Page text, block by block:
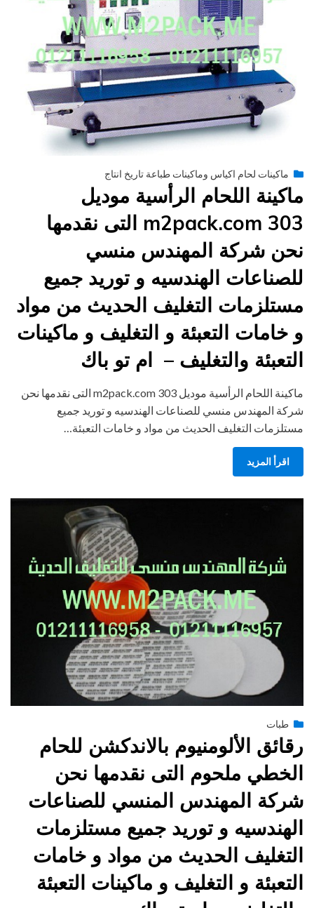
byengmansyPosted
يونيو 29, 2015
ماكينات لحام اكياس وماكينات طباعة تاريخ انتاج
ماكينة اللحام الرأسية موديل
m2pack.com 303 التى نقدمها
نحن شركة المهندس منسي
للصناعات الهندسيه و توريد جميع
مستلزمات التغليف الحديث من مواد
و خامات التعبئة و التغليف و ماكينات
التعبئة والتغليف – ام تو باك
ماكينة اللحام الرأسية موديل m2pack.com 303 التى نقدمها نحن
شركة المهندس منسي للصناعات الهندسيه و توريد جميع
مستلزمات التغليف الحديث من مواد و خامات التعبئة…
اقرأ المزيد
engmansyPosted
يونيو 29, 2015
طبات
رقائق الألومنيوم بالاندكشن للحام
الخطي ملحوم التى نقدمها نحن
شركة المهندس المنسي للصناعات
الهندسيه و توريد جميع مستلزمات
التغليف الحديث من مواد و خامات
التعبئة و التغليف و ماكينات التعبئة